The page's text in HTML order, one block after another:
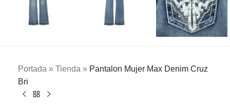
Portada » Tienda » Pantalon Mujer Max Denim Cruz
Bri